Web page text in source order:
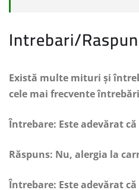
Intrebari/
Există multe mituri și
cele mai frecvente
Întrebare: Este adevărat
Răspuns: Nu, alergia la
Întrebare: Este adevărat